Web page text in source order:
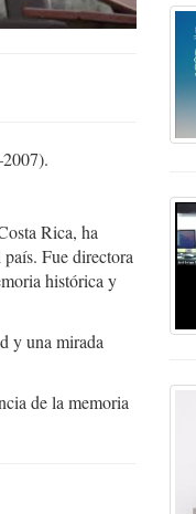
Rica, ha
Fue directora
histórica y
y una mirada
de la memoria